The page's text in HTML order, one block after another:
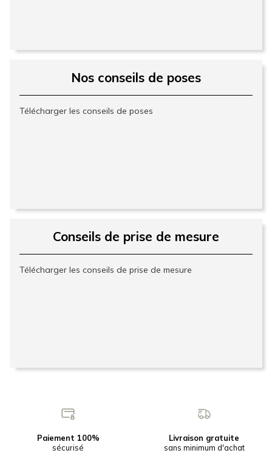
Nos conseils de poses
Télécharger les conseils de poses
Conseils de prise de mesure
Télécharger les conseils de prise de mesure
Paiement 100%
sécurisé
Livraison gratuite
sans minimum d'achat